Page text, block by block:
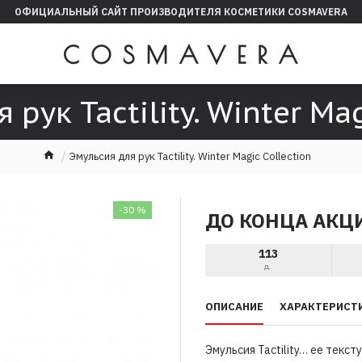
ОФИЦИАЛЬНЫЙ САЙТ ПРОИЗВОДИТЕЛЯ КОСМЕТИКИ COSMAVERA
Эмульсия для рук Tactility. Winter Magic Collection
рук Tactility. Winter
-30 %
ОПИСАНИЕ
Эмульсия Tactility… ее
ДО КОНЦА
113
д.